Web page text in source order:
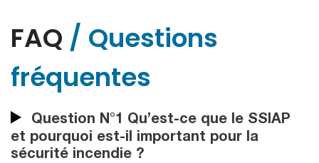
FAQ / Questions
fréquentes
Question N°1 Qu’est-ce que le SSIAP
et pourquoi est-il important pour la
sécurité incendie ?